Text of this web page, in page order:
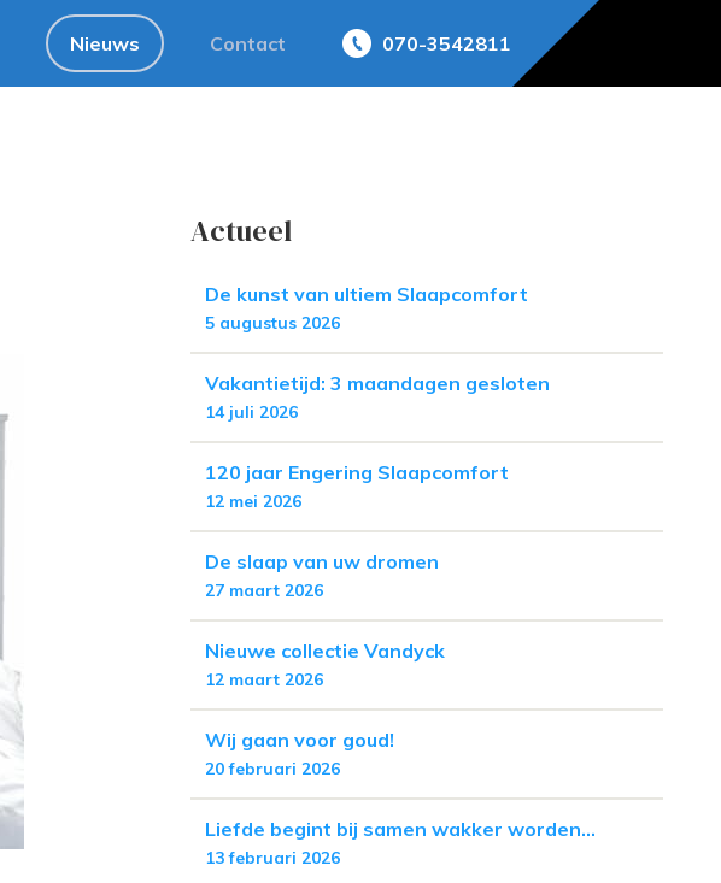
070-3542811
Nieuws Contact
Actueel
De kunst van ultiem Slaapcomfort
5 augustus 2026
Vakantietijd: 3 maandagen gesloten
14 juli 2026
120 jaar Engering Slaapcomfort
12 mei 2026
De slaap van uw dromen
27 maart 2026
Nieuwe collectie Vandyck
12 maart 2026
Wij gaan voor goud!
20 februari 2026
Liefde begint bij samen wakker worden...
13 februari 2026